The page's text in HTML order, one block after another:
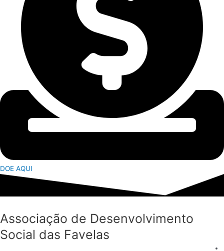
DOE AQUI
Associação de Desenvolvimento
Social das Favelas